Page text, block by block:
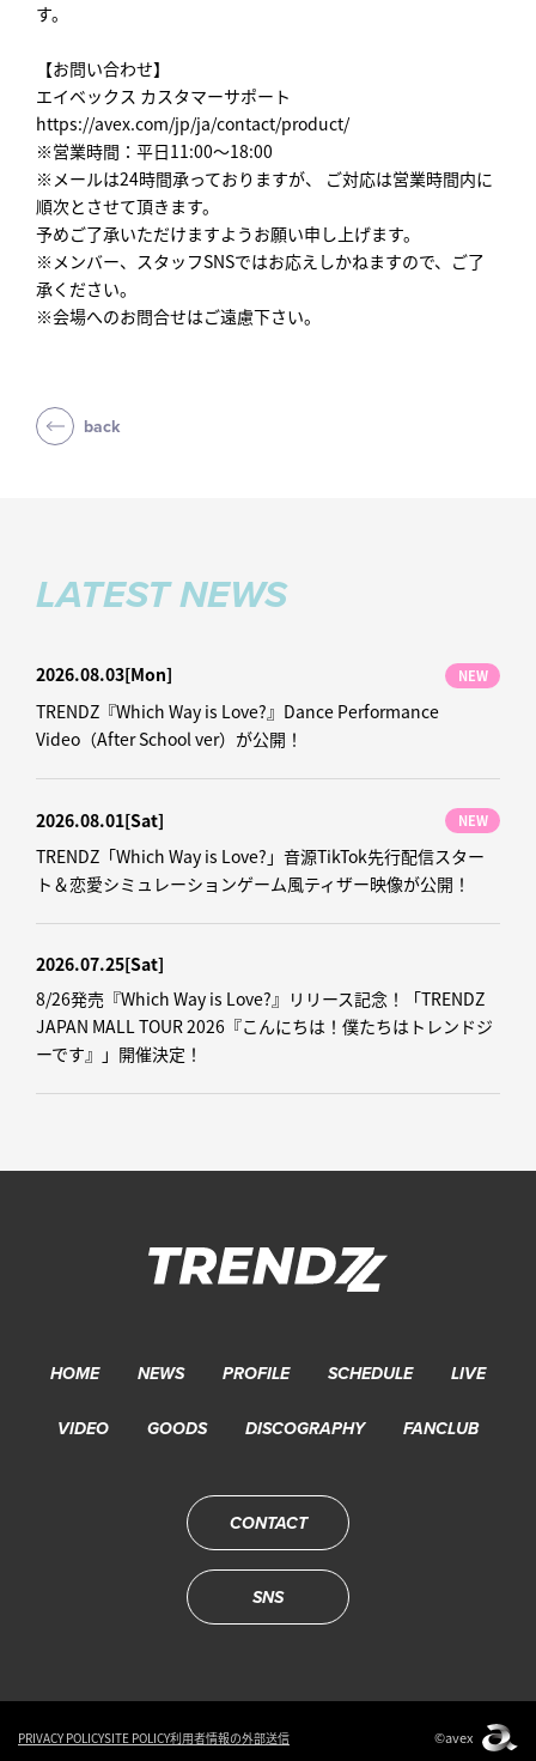
す。
【お問い合わせ】
エイベックス カスタマーサポート
https://avex.com/jp/ja/contact/product/
※営業時間：平日11:00～18:00
※メールは24時間承っておりますが、 ご対応は営業時間内に
順次とさせて頂きます。
予めご了承いただけますようお願い申し上げます。
※メンバー、スタッフSNSではお応えしかねますので、ご了
承ください。
※会場へのお問合せはご遠慮下さい。
back
LATEST NEWS
2026.08.03[Mon] NEW
TRENDZ『Which Way is Love?』Dance Performance
Video（After School ver）が公開！
2026.08.01[Sat] NEW
TRENDZ「Which Way is Love?」音源TikTok先行配信スター
ト＆恋愛シミュレーションゲーム風ティザー映像が公開！
2026.07.25[Sat]
8/26発売『Which Way is Love?』リリース記念！「TRENDZ
JAPAN MALL TOUR 2026『こんにちは！僕たちはトレンドジ
ーです』」開催決定！
HOME NEWS PROFILE SCHEDULE LIVE
VIDEO GOODS DISCOGRAPHY FANCLUB
CONTACT
SNS
PRIVACY POLICYSITE POLICY利用者情報の外部送信 ©avex